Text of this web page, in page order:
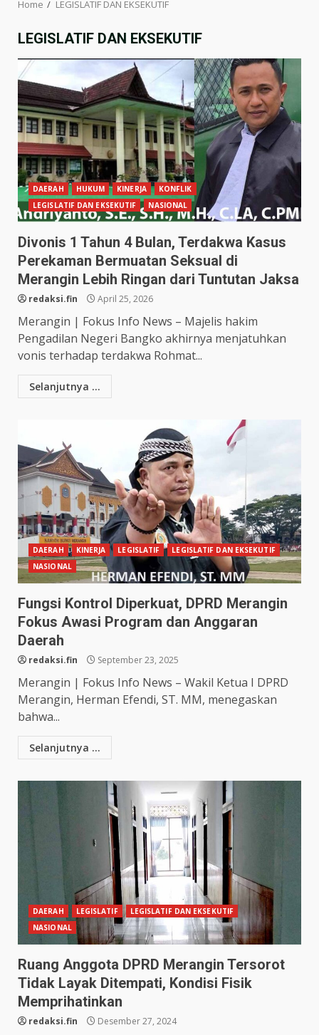
Home LEGISLATIF DAN EKSEKUTIF
LEGISLATIF DAN EKSEKUTIF
DAERAH HUKUM KINERJA
KONFLIK
LEGISLATIF DAN EKSEKUTIF
NASIONAL
Divonis 1 Tahun 4 Bulan, Terdakwa Kasus
Perekaman Bermuatan Seksual di
Merangin Lebih Ringan dari Tuntutan Jaksa
redaksi.fin April 25, 2026
Merangin | Fokus Info News – Majelis hakim
Pengadilan Negeri Bangko akhirnya menjatuhkan
vonis terhadap terdakwa Rohmat...
Selanjutnya ...
DAERAH KINERJA LEGISLATIF
LEGISLATIF DAN EKSEKUTIF
NASIONAL
Fungsi Kontrol Diperkuat, DPRD Merangin
Fokus Awasi Program dan Anggaran
Daerah
redaksi.fin September 23, 2025
Merangin | Fokus Info News – Wakil Ketua I DPRD
Merangin, Herman Efendi, ST. MM, menegaskan
bahwa...
Selanjutnya ...
DAERAH LEGISLATIF
LEGISLATIF DAN EKSEKUTIF
NASIONAL
Ruang Anggota DPRD Merangin Tersorot
Tidak Layak Ditempati, Kondisi Fisik
Memprihatinkan
redaksi.fin Desember 27, 2024